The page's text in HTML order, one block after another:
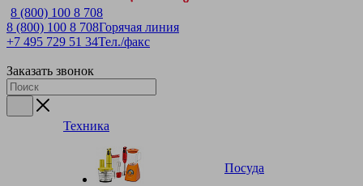
8 (800) 100 8 708
8 (800) 100 8 708Горячая линия
+7 495 729 51 34Тел./факс
Заказать звонок
Техника
Посуда